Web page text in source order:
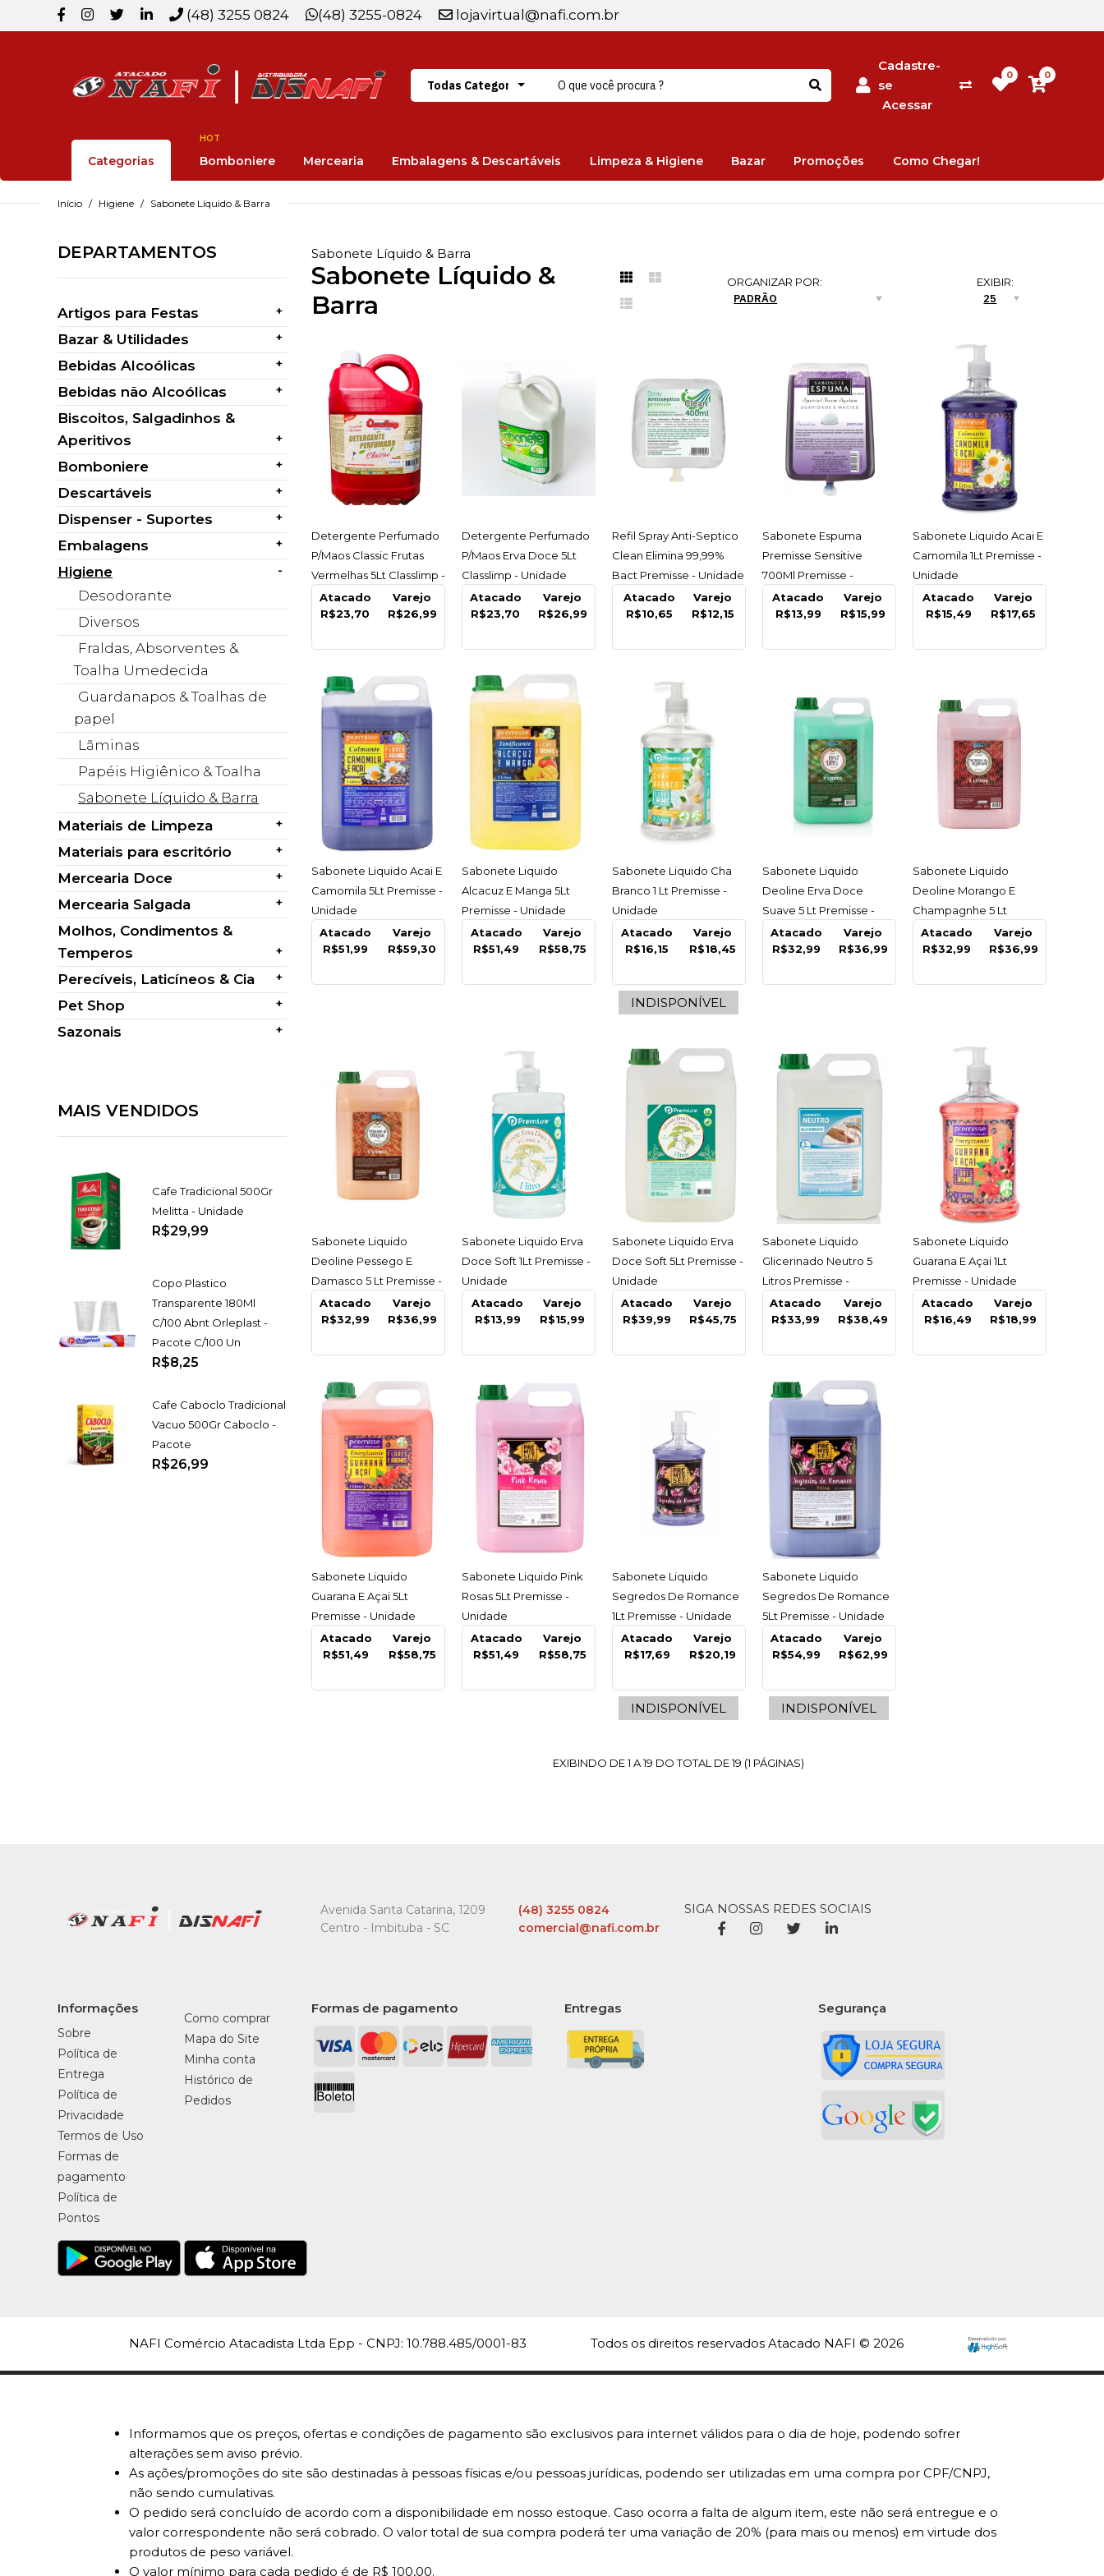
(48) 3255 0824 (48) 3255-0824 lojavirtual@nafi.com.br
Cadastre-
se
Acessar
0 0
Categorias Bomboniere
HOT
Mercearia Embalagens & Descartáveis Limpeza & Higiene Bazar Promoções Como Chegar!
Início Higiene Sabonete Líquido & Barra
DEPARTAMENTOS
Artigos para Festas +
Bazar & Utilidades +
Bebidas Alcoólicas +
Bebidas não Alcoólicas +
Biscoitos, Salgadinhos &
Aperitivos
+
Bomboniere +
Descartáveis +
Dispenser - Suportes +
Embalagens +
Higiene -
Desodorante
Diversos
Fraldas, Absorventes &
Toalha Umedecida
Guardanapos & Toalhas de
papel
Lãminas
Papéis Higiênico & Toalha
Sabonete Líquido & Barra
Materiais de Limpeza
+
Materiais para escritório +
Mercearia Doce +
Mercearia Salgada +
Molhos, Condimentos &
Temperos
+
Perecíveis, Laticíneos & Cia +
Pet Shop +
Sazonais +
MAIS VENDIDOS
Cafe Tradicional 500Gr
Melitta - Unidade
R$29,99
Copo Plastico
Transparente 180Ml
C/100 Abnt Orleplast -
Pacote C/100 Un
R$8,25
Cafe Caboclo Tradicional
Vacuo 500Gr Caboclo -
Pacote
R$26,99
Sabonete Líquido & Barra
Sabonete Líquido &
Barra
ORGANIZAR POR: EXIBIR:
CLASSLIMP
Detergente Perfumado
P/Maos Classic Frutas
Unidade
R$26,99
CLASSLIMP
Detergente Perfumado
P/Maos Erva Doce 5Lt
R$26,99
COMPRAR
COMPARAR
PREMISSE
Refil Spray Anti-Septico
Clean Elimina 99,99%
Bact Premisse - Unidade
R$12,15
COMPRAR
LISTA DE DESEJO
R$15,99
R$17,65
COMPARAR LISTA DE DESEJO
ACESSAR
Detergente Perfumado
P/Maos Classic Frutas
Vermelhas 5Lt Classlimp -
Unidade
Atacado
R$23,70
Varejo
R$26,99
ACESSAR
Detergente Perfumado
P/Maos Erva Doce 5Lt
Classlimp - Unidade
Atacado
R$23,70
Varejo
R$26,99
ACESSAR
Refil Spray Anti-Septico
Clean Elimina 99,99%
Bact Premisse - Unidade
Atacado
R$10,65
Varejo
R$12,15
ACESSAR
Sabonete Espuma
Premisse Sensitive
700Ml Premisse -
Unidade
Atacado
R$13,99
Varejo
R$15,99
ACESSAR
Sabonete Liquido Acai E
Camomila 1Lt Premisse -
Unidade
Atacado
R$15,49
Varejo
R$17,65
ACESSAR
Sabonete Liquido Acai E
Camomila 5Lt Premisse -
Unidade
Atacado
R$51,99
Varejo
R$59,30
ACESSAR
Sabonete Liquido
Alcacuz E Manga 5Lt
Premisse - Unidade
Atacado
R$51,49
Varejo
R$58,75
ACESSAR
Sabonete Liquido Cha
Branco 1 Lt Premisse -
Unidade
Atacado
R$16,15
Varejo
R$18,45
INDISPONÍVEL
ACESSAR
Sabonete Liquido
Deoline Erva Doce
Suave 5 Lt Premisse -
Unidade
Atacado
R$32,99
Varejo
R$36,99
ACESSAR
Sabonete Liquido
Deoline Morango E
Champagnhe 5 Lt
Premisse - Unidade
Atacado
R$32,99
Varejo
R$36,99
ACESSAR
Sabonete Liquido
Deoline Pessego E
Damasco 5 Lt Premisse -
Unidade
Atacado
R$32,99
Varejo
R$36,99
ACESSAR
Sabonete Liquido Erva
Doce Soft 1Lt Premisse -
Unidade
Atacado
R$13,99
Varejo
R$15,99
ACESSAR
Sabonete Liquido Erva
Doce Soft 5Lt Premisse -
Unidade
Atacado
R$39,99
Varejo
R$45,75
ACESSAR
Sabonete Liquido
Glicerinado Neutro 5
Litros Premisse -
Unidade
Atacado
R$33,99
Varejo
R$38,49
ACESSAR
Sabonete Liquido
Guarana E Açai 1Lt
Premisse - Unidade
Atacado
R$16,49
Varejo
R$18,99
ACESSAR
Sabonete Liquido
Guarana E Açai 5Lt
Premisse - Unidade
Atacado
R$51,49
Varejo
R$58,75
ACESSAR
Sabonete Liquido Pink
Rosas 5Lt Premisse -
Unidade
Atacado
R$51,49
Varejo
R$58,75
ACESSAR
Sabonete Liquido
Segredos De Romance
1Lt Premisse - Unidade
Atacado
R$17,69
Varejo
R$20,19
INDISPONÍVEL
ACESSAR
Sabonete Liquido
Segredos De Romance
5Lt Premisse - Unidade
Atacado
R$54,99
Varejo
R$62,99
INDISPONÍVEL
EXIBINDO DE 1 A 19 DO TOTAL DE 19 (1 PÁGINAS)
Avenida Santa Catarina, 1209
Centro - Imbituba - SC
(48) 3255 0824
comercial@nafi.com.br
SIGA NOSSAS REDES SOCIAIS
Informações
Sobre
Política de
Entrega
Política de
Privacidade
Termos de Uso
Formas de
pagamento
Política de
Pontos
Como comprar
Mapa do Site
Minha conta
Histórico de
Pedidos
Formas de pagamento Entregas Segurança
NAFI Comércio Atacadista Ltda Epp - CNPJ: 10.788.485/0001-83 Todos os direitos reservados Atacado NAFI © 2026
Informamos que os preços, ofertas e condições de pagamento são exclusivos para internet válidos para o dia de hoje, podendo sofrer
alterações sem aviso prévio.
As ações/promoções do site são destinadas à pessoas físicas e/ou pessoas jurídicas, podendo ser utilizadas em uma compra por CPF/CNPJ,
não sendo cumulativas.
O pedido será concluído de acordo com a disponibilidade em nosso estoque. Caso ocorra a falta de algum item, este não será entregue e o
valor correspondente não será cobrado. O valor total de sua compra poderá ter uma variação de 20% (para mais ou menos) em virtude dos
produtos de peso variável.
O valor mínimo para cada pedido é de R$ 100,00.